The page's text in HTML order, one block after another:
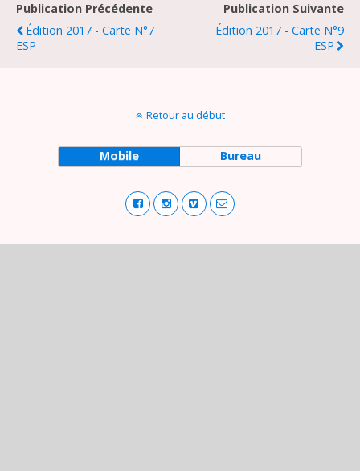
Publication Précédente
Édition 2017 - Carte N°7
ESP
Publication Suivante
Édition 2017 - Carte N°9
ESP
Retour au début
Mobile Bureau